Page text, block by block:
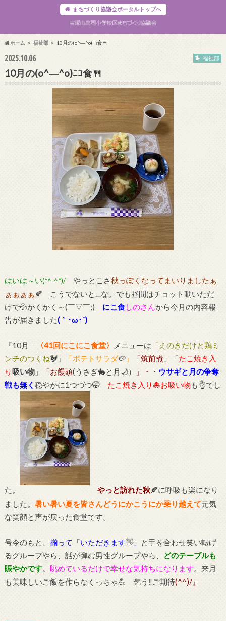
まちづくり協議会ポータルトップへ
ホーム 福祉部 10月の(o^―^o)ﾆｺ食🍴
2025.10.06 福祉部
10月の(o^―^o)ﾆｺ食🍴
はいは～い(*^-^*)/やっとこさ秋っぽくなってまいりましたぁ
ぁぁぁぁ 🍂 こうでないと…な。でも昼間はチョット動いただ
けで💦かくかく～(￣▽￣;) にこ食しのさんから今月の内容報
告が届きました(｀･ω･´)ゞ
『10月 〈41回にこにこ食堂〉 メニューは 「えのきだけと鶏ミ
ンチのつくね🐓」 「ポテトサラダ🥔」 「筑前煮」 「たこ焼き入
り吸い物」 「お饅頭(うさぎ🐇と月🌙） 」・ ・ ウサギと月の争奪
戦も無く 穏やかに1つづつ🤭 たこ焼き入り🐙お吸い物 も👌でし
た。 やっと訪れた秋🍂に呼吸も楽になり
ました。 暑い暑い夏を皆さんどうにかこうにか乗り越えて元気
な笑顔と声が戻った食堂です。
号令のもと、 揃って「いただきます👋」
と手を合わせ笑い転げ
るグループやら、話が弾む男性グループやら、
どのテーブルも
賑やかです。 眺めているだけで幸せな気持ちになります。来月
も美味しいご飯を作らなくっちゃ💪 乞う‼ご期待(^^)/』